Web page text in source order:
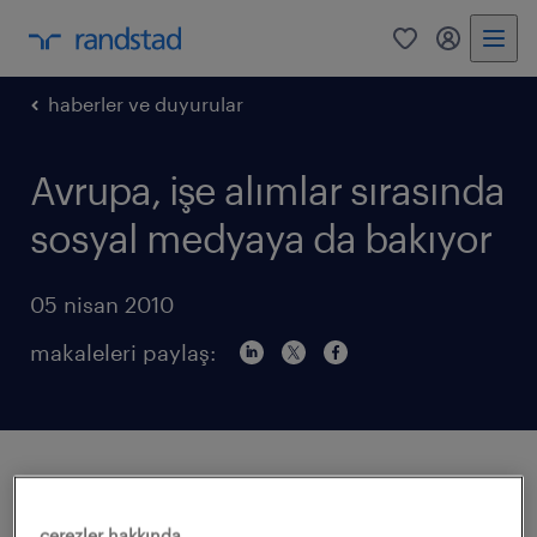
0 my
haberler ve duyurular
Avrupa, işe alımlar sırasında
sosyal medyaya da bakıyor
05 nisan 2010
makaleleri paylaş:
Microsoft'un Amerika Ofisi tarafından yapılan
'Online Saygınlık' araştırması sonuçları;